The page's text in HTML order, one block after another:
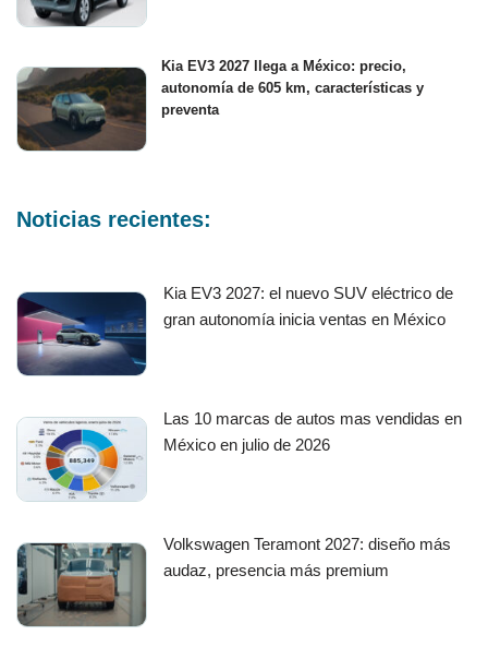
Kia EV3 2027 llega a México: precio,
autonomía de 605 km, características y
preventa
Noticias recientes:
Kia EV3 2027: el nuevo SUV eléctrico de
gran autonomía inicia ventas en México
Las 10 marcas de autos mas vendidas en
México en julio de 2026
Volkswagen Teramont 2027: diseño más
audaz, presencia más premium